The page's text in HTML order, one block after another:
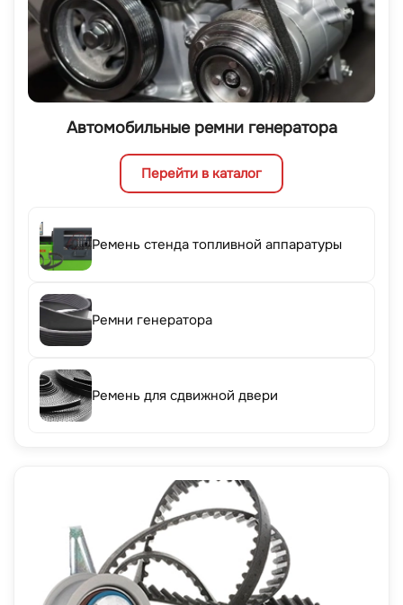
Автомобильные ремни генератора
Перейти в каталог
Ремень стенда топливной аппаратуры
Ремни генератора
Ремень для сдвижной двери